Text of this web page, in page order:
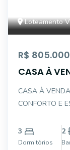
Loteamento
R$
CASA À
PARA SUA
CASA À
CONFORTO E
um dos bairros
imóvel
3
Dormitórios
2